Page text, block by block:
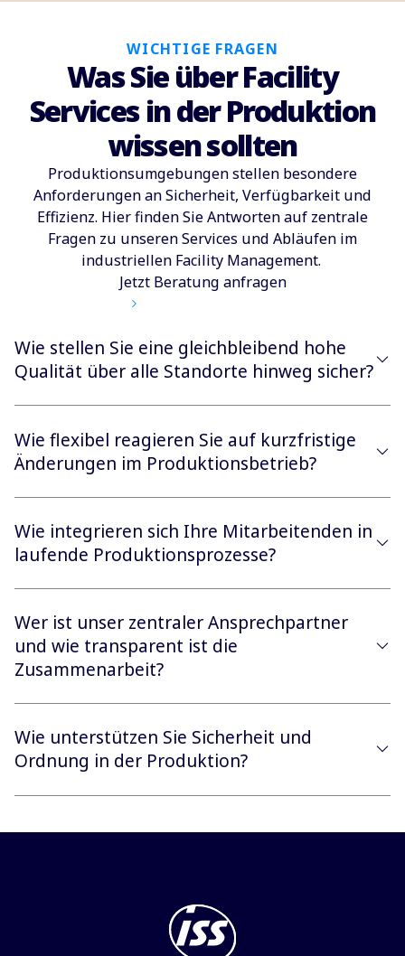
WICHTIGE FRAGEN
Was Sie über Facility
Services in der Produktion
wissen sollten
Produktionsumgebungen stellen besondere
Anforderungen an Sicherheit, Verfügbarkeit und
Effizienz. Hier finden Sie Antworten auf zentrale
Fragen zu unseren Services und Abläufen im
industriellen Facility Management.
Jetzt Beratung anfragen
Wie stellen Sie eine gleichbleibend hohe
Qualität über alle Standorte hinweg sicher?
Wie flexibel reagieren Sie auf kurzfristige
Änderungen im Produktionsbetrieb?
Wie integrieren sich Ihre Mitarbeitenden in
laufende Produktionsprozesse?
Wer ist unser zentraler Ansprechpartner
und wie transparent ist die
Zusammenarbeit?
Wie unterstützen Sie Sicherheit und
Ordnung in der Produktion?